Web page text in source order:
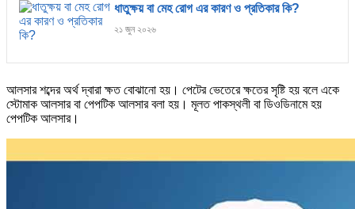
ধাতুক্ষয় বা মেহ রোগ এর কারণ ও প্রতিকার কি?
২১ জুন ২০২৬
আলসার শব্দের অর্থ দ্বারা ক্ষত বোঝানো হয়। পেটের ভেতেরে ক্ষতের সৃষ্টি হয় বলে একে
স্টোমাক আলসার বা পেপটিক আলসার বলা হয়। মূলত পাকস্থলী বা ডিওডিনামে হয়
পেপটিক আলসার।